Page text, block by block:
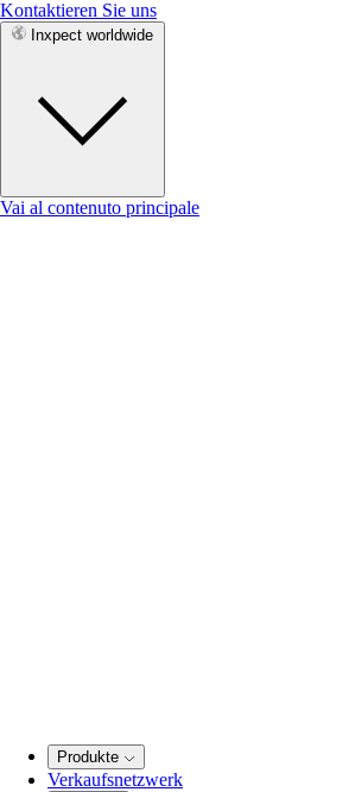
Kontaktieren Sie uns
Inxpect worldwide
Vai al contenuto principale
Produkte
Verkaufsnetzwerk